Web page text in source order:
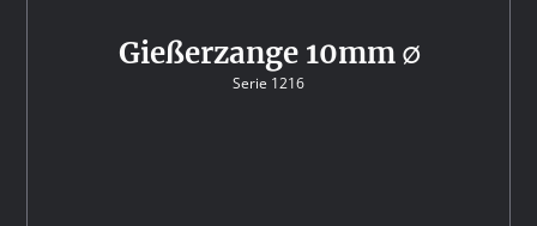
Gießerzange 10mm ∅
Serie 1216